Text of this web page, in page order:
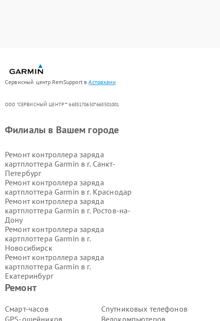
Сервисный центр RemSupport вАстрахани
ООО "СЕРВИСНЫЙ ЦЕНТР"* 6685170650*668501001
Ремонт
Смарт-часов
GPS-ошейников
Спутниковых телефонов
Велокомпьютеров
Филиалы в Вашем городе
Ремонт контроллера заряда
картплоттера Garmin в г. Санкт-
Петербург
Ремонт контроллера заряда
картплоттера Garmin в г. Краснодар
Ремонт контроллера заряда
картплоттера Garmin в г. Ростов-на-
Дону
Ремонт контроллера заряда
картплоттера Garmin в г.
Новосибирск
Ремонт контроллера заряда
картплоттера Garmin в г.
Екатеринбург
Ремонт контроллера заряда
картплоттера Garmin в г.
картплоттера Garmin в г.
Воронеж